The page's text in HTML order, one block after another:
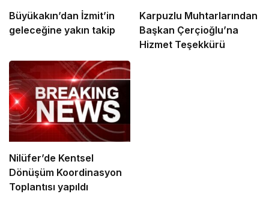
Büyükakın’dan İzmit’in
geleceğine yakın takip
Karpuzlu Muhtarlarından
Başkan Çerçioğlu’na
Hizmet Teşekkürü
Nilüfer’de Kentsel
Dönüşüm Koordinasyon
Toplantısı yapıldı